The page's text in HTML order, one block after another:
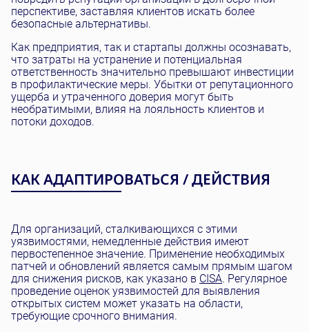
перспективе, заставляя клиентов искать более
безопасные альтернативы.
Как предприятия, так и стартапы должны осознавать,
что затраты на устранение и потенциальная
ответственность значительно превышают инвестиции
в профилактические меры. Убытки от репутационного
ущерба и утраченного доверия могут быть
необратимыми, влияя на лояльность клиентов и
потоки доходов.
КАК АДАПТИРОВАТЬСЯ / ДЕЙСТВИЯ
Для организаций, сталкивающихся с этими
уязвимостями, немедленные действия имеют
первостепенное значение. Применение необходимых
патчей и обновлений является самым прямым шагом
для снижения рисков, как указано в CISA. Регулярное
проведение оценок уязвимостей для выявления
открытых систем может указать на области,
требующие срочного внимания.